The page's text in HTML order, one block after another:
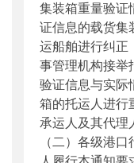
集装箱重量验证
证信息的载货集
运船舶进行纠正
事管理机构接举
验证信息与实际
箱的托运人进行
承运人及其代理
（二）各级港